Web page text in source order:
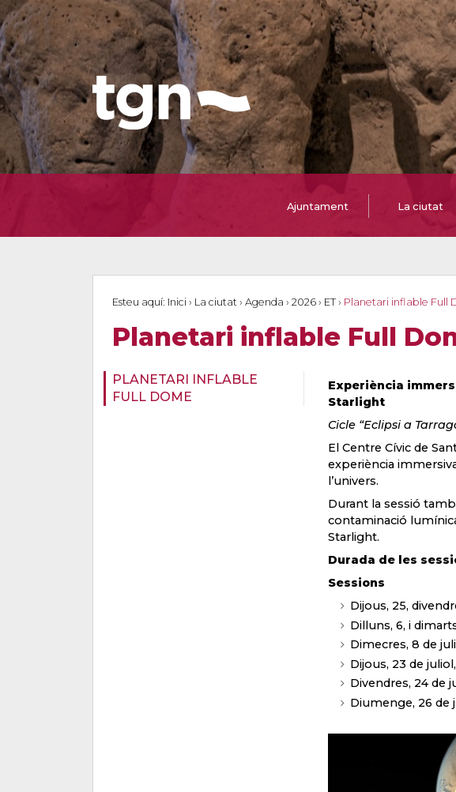
Ajuntament La ciutat
Esteu aquí: Inici › La ciutat › Agenda › 2026 › ET › Planetari inflable Full
Planetari inflable Full
PLANETARI INFLABLE
FULL DOME
Experiència
Starlight
Cicle “Eclipsi a
El Centre Cívic de
experiència
l’univers.
Durant la sessió
contaminació
Starlight.
Durada de les
Sessions
Dijous, 25,
Dilluns, 6, i
Dimecres, 8 de
Dijous, 23 de
Divendres, 24 de
Diumenge, 26 de